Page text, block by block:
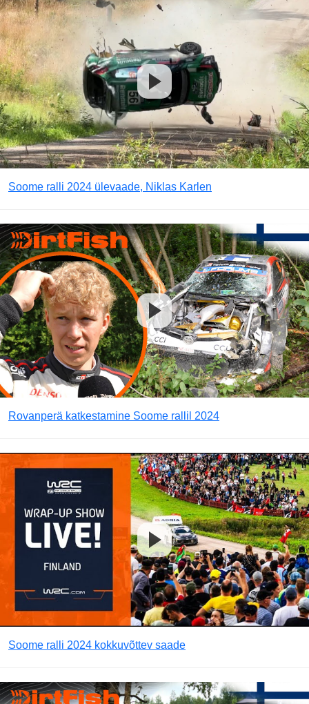
Soome ralli 2024 ülevaade, Niklas Karlen
Rovanperä katkestamine Soome rallil 2024
Soome ralli 2024 kokkuvõttev saade